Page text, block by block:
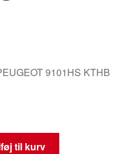
9101HS KTHB
til kurv